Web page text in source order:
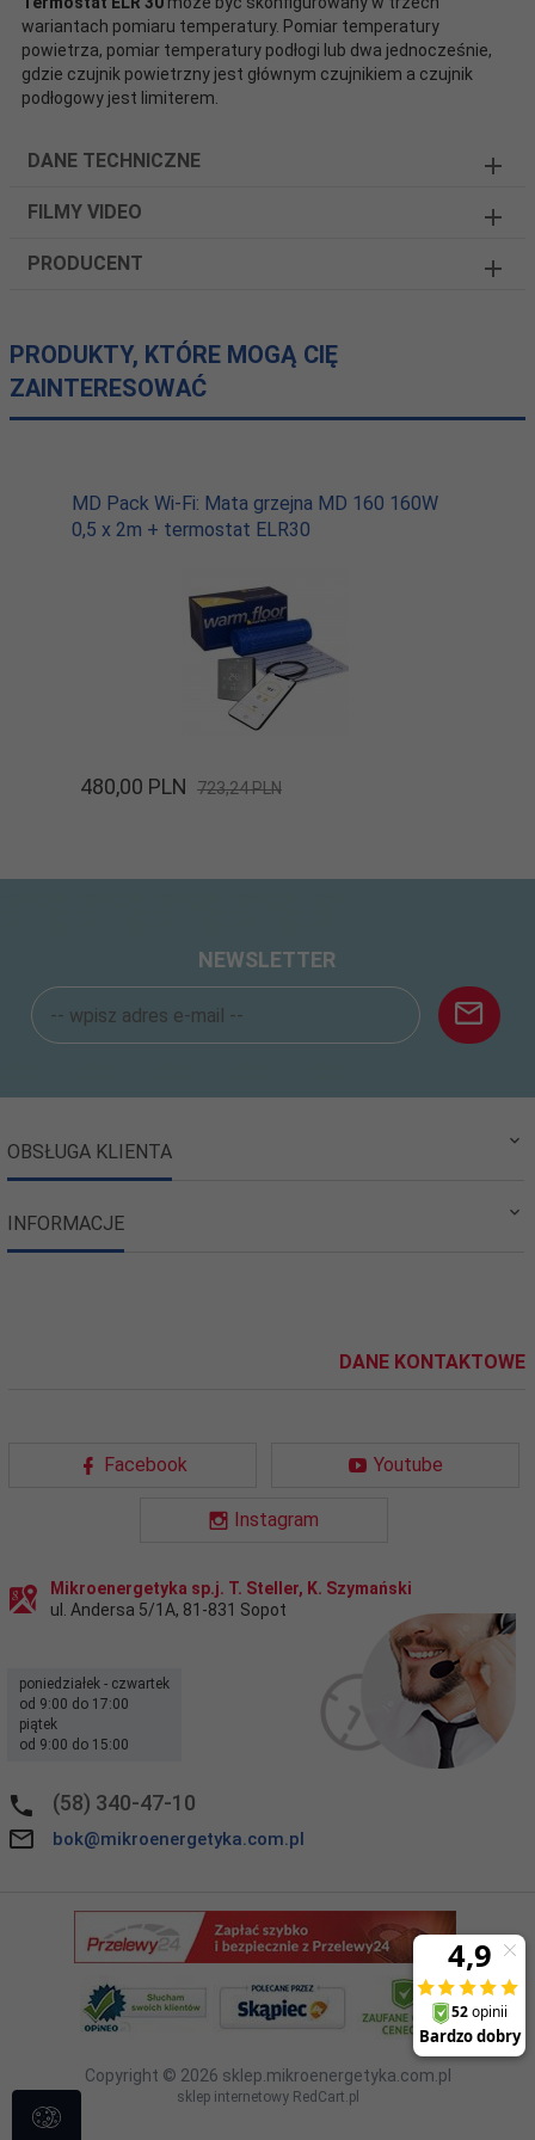
wariantach pomiaru temperatury. Pomiar temperatury
powietrza, pomiar temperatury podłogi lub dwa jednocześnie,
gdzie czujnik powietrzny jest głównym czujnikiem a czujnik
podłogowy jest limiterem.
DANE TECHNICZNE
FILMY VIDEO
PRODUCENT
PRODUKTY, KTÓRE MOGĄ CIĘ
ZAINTERESOWAĆ
MD Pack Wi-Fi: Mata grzejna MD 160 160W
0,5 x 2m + termostat ELR30
480,00 PLN 723,24 PLN
NEWSLETTER
OBSŁUGA KLIENTA
INFORMACJE
DANE KONTAKTOWE
Facebook Youtube
Instagram
Mikroenergetyka sp.j. T. Steller, K. Szymański
ul. Andersa 5/1A, 81-831 Sopot
poniedziałek - czwartek
od 9:00 do 17:00
piątek
od 9:00 do 15:00
(58) 340-47-10
bok@mikroenergetyka.com.pl
Copyright © 2026 sklep.mikroenergetyka.com.pl
sklep internetowyRedCart.pl